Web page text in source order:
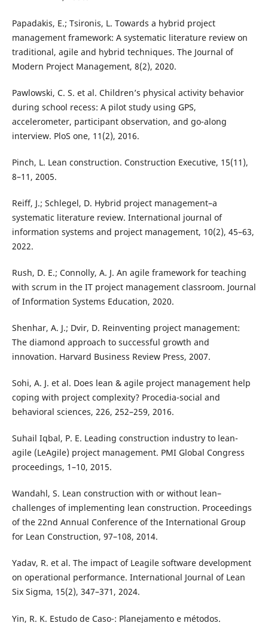
Papadakis, E.; Tsironis, L. Towards a hybrid project
management framework: A systematic literature review on
traditional, agile and hybrid techniques. The Journal of
Modern Project Management, 8(2), 2020.
Pawlowski, C. S. et al. Children’s physical activity behavior
during school recess: A pilot study using GPS,
accelerometer, participant observation, and go-along
interview. PloS one, 11(2), 2016.
Pinch, L. Lean construction. Construction Executive, 15(11),
8–11, 2005.
Reiff, J.; Schlegel, D. Hybrid project management–a
systematic literature review. International journal of
information systems and project management, 10(2), 45–63,
2022.
Rush, D. E.; Connolly, A. J. An agile framework for teaching
with scrum in the IT project management classroom. Journal
of Information Systems Education, 2020.
Shenhar, A. J.; Dvir, D. Reinventing project management:
The diamond approach to successful growth and
innovation. Harvard Business Review Press, 2007.
Sohi, A. J. et al. Does lean & agile project management help
coping with project complexity? Procedia-social and
behavioral sciences, 226, 252–259, 2016.
Suhail Iqbal, P. E. Leading construction industry to lean-
agile (LeAgile) project management. PMI Global Congress
proceedings, 1–10, 2015.
Wandahl, S. Lean construction with or without lean–
challenges of implementing lean construction. Proceedings
of the 22nd Annual Conference of the International Group
for Lean Construction, 97–108, 2014.
Yadav, R. et al. The impact of Leagile software development
on operational performance. International Journal of Lean
Six Sigma, 15(2), 347–371, 2024.
Yin, R. K. Estudo de Caso-: Planejamento e métodos.